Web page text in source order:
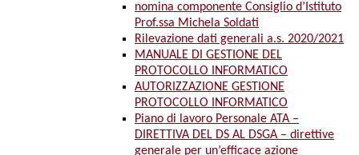
nomina componente Consiglio d’Istituto
Prof.ssa Michela Soldati
Rilevazione dati generali a.s. 2020/2021
MANUALE DI GESTIONE DEL
PROTOCOLLO INFORMATICO
AUTORIZZAZIONE GESTIONE
PROTOCOLLO INFORMATICO
Piano di lavoro Personale ATA –
DIRETTIVA DEL DS AL DSGA – direttive
generale per un’efficace azione